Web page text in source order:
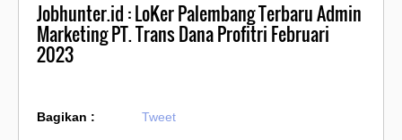
Jobhunter.id : LoKer Palembang Terbaru Admin
Marketing PT. Trans Dana Profitri Februari
2023
Bagikan : Tweet